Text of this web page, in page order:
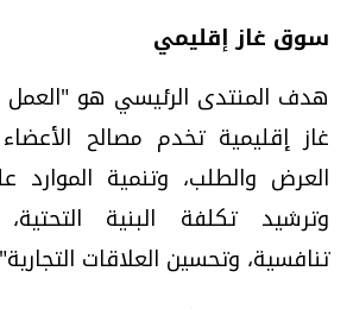
سوق غاز إقليمي
هدف المنتدى الرئيسي هو
غاز إقليمية تخدم مصالح
العرض والطلب، وتنمية الموارد
وترشيد تكلفة البنية
تنافسية، وتحسين العلاقات